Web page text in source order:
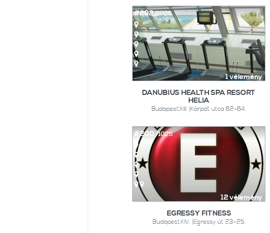
1 vélemény
#292/1025
DANUBIUS HEALTH SPA RESORT
HELIA
BudapestXIII. |Kárpát utca 62-64.
12 vélemény
#200/1025
EGRESSY FITNESS
BudapestXIV. |Egressy út 23-25.